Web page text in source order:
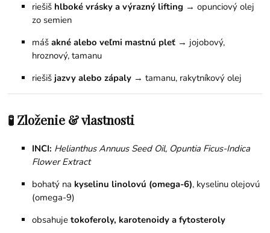
riešiš hlboké vrásky a výrazný lifting → opunciový olej
zo semien
mášakné alebo veľmi mastnú pleť → jojobový,
hroznový, tamanu
riešiš jazvy alebo zápaly → tamanu, rakytníkový olej
🧪 Zloženie & vlastnosti
INCI: Helianthus Annuus Seed Oil, Opuntia Ficus-Indica
Flower Extract
bohatý na kyselinu linolovú (omega-6), kyselinu olejovú
(omega-9)
obsahujetokoferoly, karotenoidy a fytosteroly